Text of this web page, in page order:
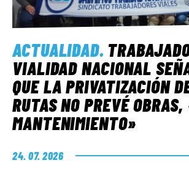
EL LADO «G»
ACTUALIDAD.
VIALIDAD NACIONAL
QUE LA PRIVATIZACIÓN
RUTAS NO PREVÉ OBRAS,
MANTENIMIENTO»
24. 07. 2026